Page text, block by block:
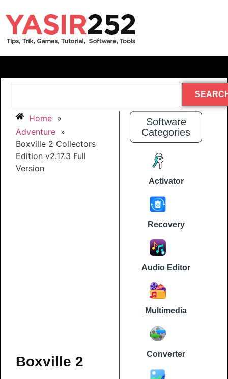
Home »
Adventure »
Boxville 2 Collectors
Edition v2.17.3 Full
Version
Boxville 2
Software
Categories
Activator
Recovery
Audio Editor
Multimedia
Converter